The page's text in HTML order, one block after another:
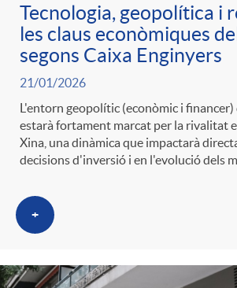
Tecnologia, geopolítica i
les claus econòmiques
segons Caixa Enginyers
21/01/2026
L'entorn geopolític (econòmic i financer)
estarà fortament marcat per la rivalitat
Xina, una dinàmica que impactarà
decisions d'inversió i en l'evolució dels
+